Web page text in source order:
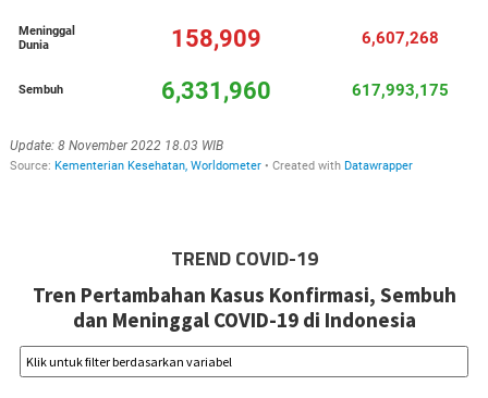
TREND COVID-19